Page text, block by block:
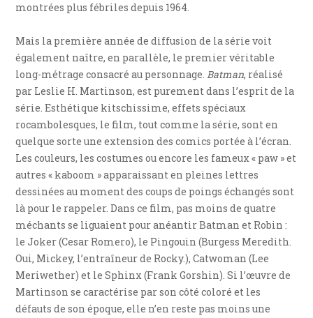
montrées plus fébriles depuis 1964.
Mais la première année de diffusion de la série voit
également naître, en parallèle, le premier véritable
long-métrage consacré au personnage.Batman, réalisé
par Leslie H. Martinson, est purement dans l’esprit de la
série. Esthétique kitschissime, effets spéciaux
rocambolesques, le film, tout comme la série, sont en
quelque sorte une extension des comics portée à l’écran.
Les couleurs, les costumes ou encore les fameux « paw » et
autres « kaboom » apparaissant en pleines lettres
dessinées au moment des coups de poings échangés sont
là pour le rappeler. Dans ce film, pas moins de quatre
méchants se liguaient pour anéantir Batman et Robin :
le Joker (Cesar Romero), le Pingouin (Burgess Meredith.
Oui, Mickey, l’entraîneur de Rocky.), Catwoman (Lee
Meriwether) et le Sphinx (Frank Gorshin). Si l’œuvre de
Martinson se caractérise par son côté coloré et les
défauts de son époque, elle n’en reste pas moins une